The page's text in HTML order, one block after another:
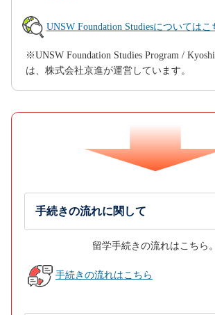
UNSW Foundation Studiesについてはこ
※UNSW Foundation Studies Program /
は、株式会社京進が運営しています。
手続きの流れに関して
留学手続きの流れはこちら。
手続きの流れはこちら